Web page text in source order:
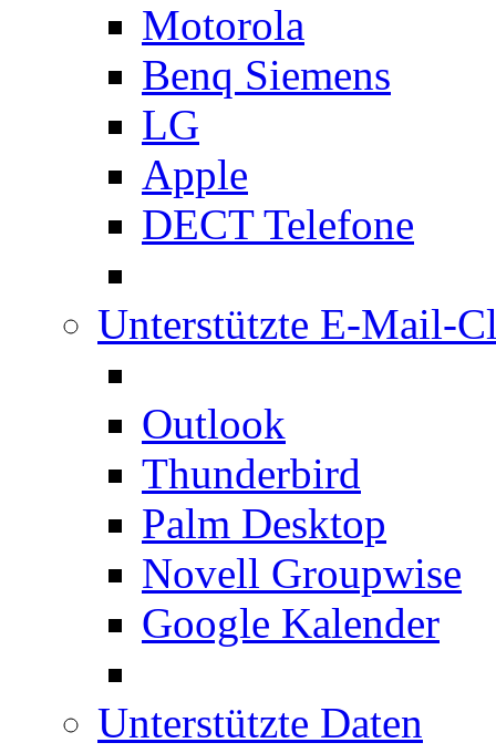
Motorola
Benq Siemens
LG
Apple
DECT Telefone
Unterstützte E-Mail-
Outlook
Thunderbird
Palm Desktop
Novell Groupwise
Google Kalender
Unterstützte Daten